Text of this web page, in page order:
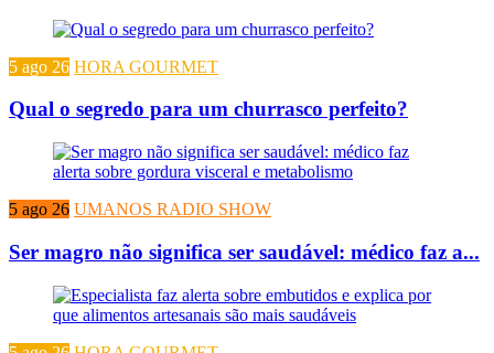
5 ago 26 HORA GOURMET
Qual o segredo para um churrasco perfeito?
5 ago 26 UMANOS RADIO SHOW
Ser magro não significa ser saudável: médico faz a...